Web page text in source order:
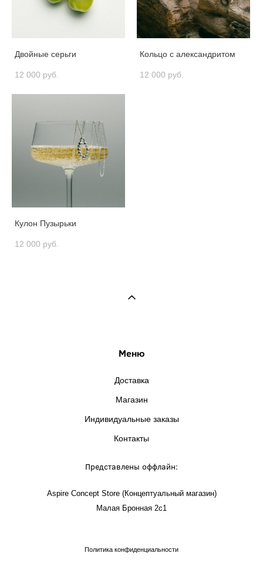
Двойные серьги
12 000 pуб.
Кольцо с александритом
12 000 pуб.
Кулон Пузырьки
12 000 pуб.
Меню
Доставка
Магазин
Индивидуальные заказы
Контакты
Представлены оффлайн:
Aspire Concept Store (Концептуальный магазин)
Малая Бронная 2с1
Политика конфиденциальности